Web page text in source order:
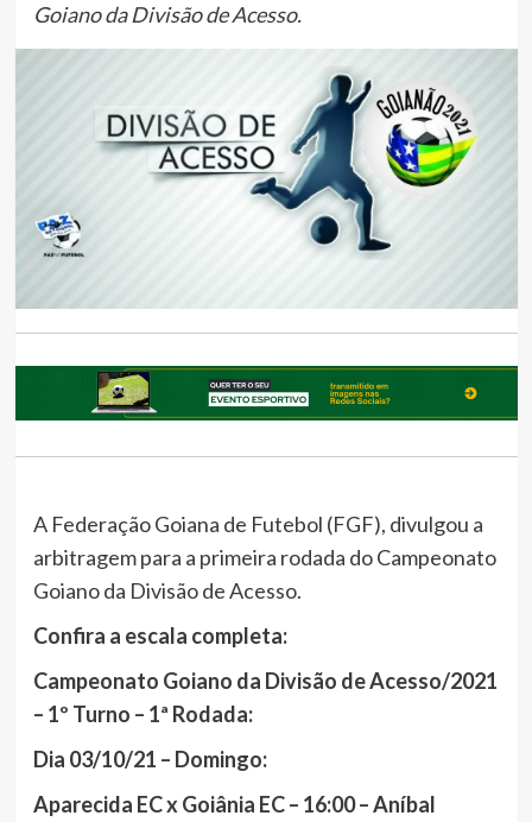
Goiano da Divisão de Acesso.
A Federação Goiana de Futebol (FGF), divulgou a
arbitragem para a primeira rodada do Campeonato
Goiano da Divisão de Acesso.
Confira a escala completa:
Campeonato Goiano da Divisão de Acesso/2021
– 1º Turno – 1ª Rodada:
Dia 03/10/21 – Domingo:
Aparecida EC x Goiânia EC – 16:00 – Aníbal